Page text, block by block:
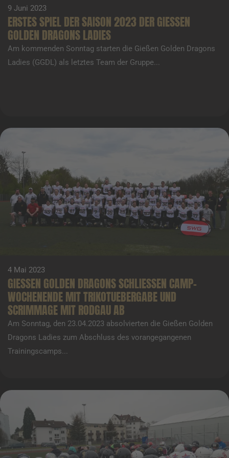
9 Juni 2023
ERSTES SPIEL DER SAISON 2023 DER GIESSEN
GOLDEN DRAGONS LADIES
Am kommenden Sonntag starten die Gießen Golden Dragons
Ladies (GGDL) als letztes Team der Gruppe...
4 Mai 2023
GIESSEN GOLDEN DRAGONS SCHLIESSEN CAMP-
WOCHENENDE MIT TRIKOTUEBERGABE UND
SCRIMMAGE MIT RODGAU AB
Am Sonntag, den 23.04.2023 absolvierten die Gießen Golden
Dragons Ladies zum Abschluss des vorangegangenen
Trainingscamps...